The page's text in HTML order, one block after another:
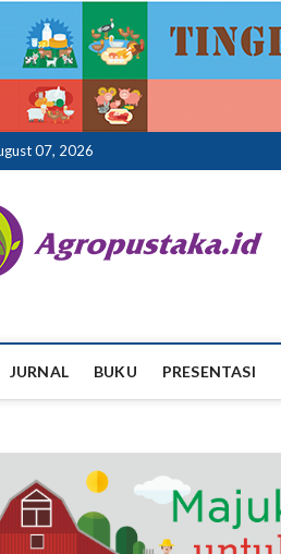
07, 2026
JURNAL BUKU PRESENTASI